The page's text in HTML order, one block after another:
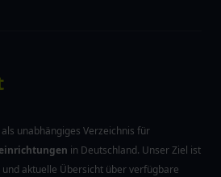
unabhängiges Verzeichnis für
in Deutschland. Unser Ziel ist
aktuelle Übersicht über verfügbare